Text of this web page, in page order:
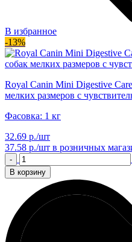
В избранное
-13%
Royal Canin Mini Digestive
мелких размеров с
Фасовка: 1 кг
32.69 р./шт
37.58 р./шт в розничных
-
В корзину